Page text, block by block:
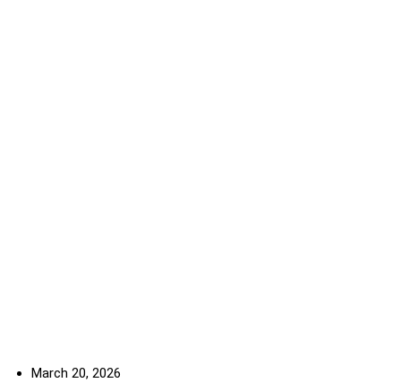
March 20, 2026